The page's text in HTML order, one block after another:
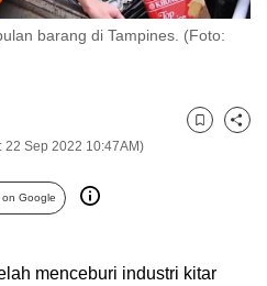
barang di Tampines. (Foto:
22 Sep 2022 10:47AM)
Bookmark
Share
Google
menceburi industri kitar